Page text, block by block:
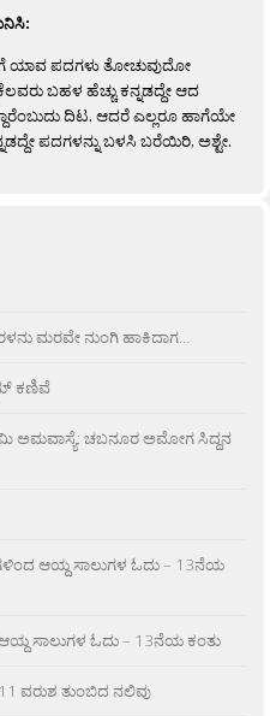
ಯಾವ ಪದಗಳು ತೋಚುವುದೋ
ಬಹಳ ಹೆಚ್ಚು ಕನ್ನಡದ್ದೇ ಆದ
ದಿಟ. ಆದರೆ ಎಲ್ಲರೂ ಹಾಗೆಯೇ
ಪದಗಳನ್ನು ಬಳಸಿ ಬರೆಯಿರಿ, ಅಶ್ಟೇ.
ಮರವೇ ನುಂಗಿ ಹಾಕಿದಾಗ…
ಕಣಿವೆ
ಅಮವಾಸ್ಯೆ: ಚಬನೂರ ಅಮೋಗ ಸಿದ್ದನ
ಆಯ್ದ ಸಾಲುಗಳ ಓದು – 13ನೆಯ
ಸಾಲುಗಳ ಓದು – 13ನೆಯ ಕಂತು
ವರುಶ ತುಂಬಿದ ನಲಿವು